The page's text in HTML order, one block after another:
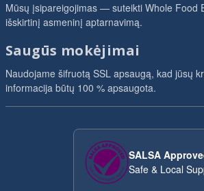
Mūsų įsipareigojimas — suteikti Whole Food
išskirtinį asmeninį aptarnavimą.
Saugūs mokėjimai
Naudojame šifruotą SSL apsaugą, kad jūsų
informacija būtų 100 % apsaugota.
SALSA
Safe & Local